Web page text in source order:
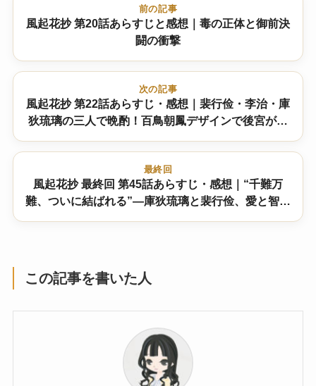
前の記事
風起花抄 第20話あらすじと感想｜毒の正体と御前決
闘の衝撃
次の記事
風起花抄 第22話あらすじ・感想｜裴行俭・李治・庫
狄琉璃の三人で晩酌！百鳥朝鳳デザインで後宮がざ
最終回
風起花抄 最終回 第45話あらすじ・感想｜“千難万
難、ついに結ばれる”―庫狄琉璃と裴行俭、愛と智恵
この記事を書いた人